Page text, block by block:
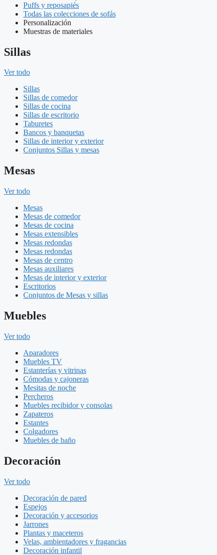
Puffs y reposapiés
Todas las colecciones de sofás
Personalización
Muestras de materiales
Sillas
Ver todo
Sillas
Sillas de comedor
Sillas de cocina
Sillas de escritorio
Taburetes
Bancos y banquetas
Sillas de interior y exterior
Conjuntos Sillas y mesas
Mesas
Ver todo
Mesas
Mesas de comedor
Mesas de cocina
Mesas extensibles
Mesas redondas
Mesas redondas
Mesas de centro
Mesas auxiliares
Mesas de interior y exterior
Escritorios
Conjuntos de Mesas y sillas
Muebles
Ver todo
Aparadores
Muebles TV
Estanterías y vitrinas
Cómodas y cajoneras
Mesitas de noche
Percheros
Muebles recibidor y consolas
Zapateros
Estantes
Colgadores
Muebles de baño
Decoración
Ver todo
Decoración de pared
Espejos
Decoración y accesorios
Jarrones
Plantas y maceteros
Velas, ambientadores y fragancias
Decoración infantil